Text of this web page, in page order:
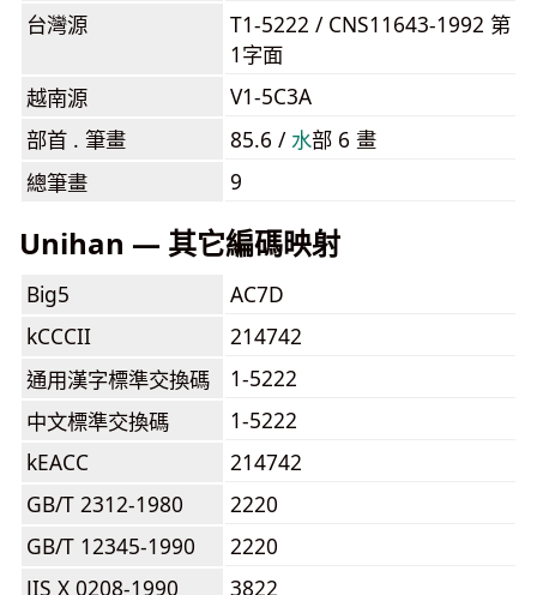
台灣源
T1-5222 / CNS11643-1992 第
1字面
越南源
V1-5C3A
部首 . 筆畫
85.6 /⽔部 6 畫
總筆畫
9
Unihan — 其它編碼映射
Big5
AC7D
kCCCII
214742
通用漢字標準交換碼
1-5222
中文標準交換碼
1-5222
kEACC
214742
GB/T 2312-1980
2220
GB/T 12345-1990
2220
JIS X 0208-1990
3822